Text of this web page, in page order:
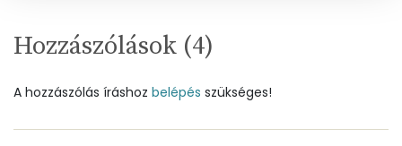
Magnézium
Foszfor
Hozzászólások (4)
A hozzászólás íráshoz belépés szükséges!